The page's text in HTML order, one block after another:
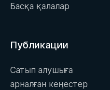
Басқа қалалар
Публикации
Сатып алушыға
арналған кеңестер